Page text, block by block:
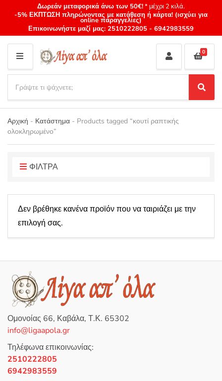
Δωρεάν μεταφορικά άνω των 50€!* μέχρι 2 κιλά.
-5% ΕΚΠΤΩΣΗ πληρώνοντας με κατάθεση ή κάρτα! (ισχύει για
online παραγγελίες)
Επικοινωνήστε μαζί μας: 2510222805 - 6942983559
M
E
N
U
Category
name
a
r
c
h
p
S
e
a
0
Αρχική - Κατάστημα - Products tagged “κουτί ραπτικής
ολοκληρωμένο”
ΦΙΛΤΡΑ
Δεν βρέθηκε κανένα προϊόν που να ταιριάζει με την
επιλογή σας.
Ομονοίας 66, Καβάλα, Τ.Κ. 65302
info@ligaapola.gr
Τηλέφωνα επικοινωνίας:
2510222805
6942983559